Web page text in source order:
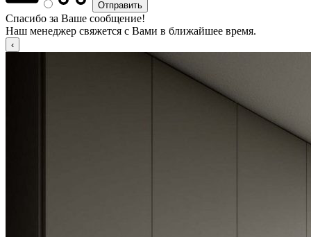
Спасибо за Ваше сообщение!
Наш менеджер свяжется с Вами в ближайшее время.